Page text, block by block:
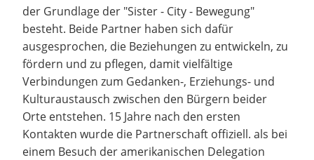
der Grundlage der "Sister - City - Bewegung"
besteht. Beide Partner haben sich dafür
ausgesprochen, die Beziehungen zu entwickeln, zu
fördern und zu pflegen, damit vielfältige
Verbindungen zum Gedanken-, Erziehungs- und
Kulturaustausch zwischen den Bürgern beider
Orte entstehen. 15 Jahre nach den ersten
Kontakten wurde die Partnerschaft offiziell. als bei
einem Besuch der amerikanischen Delegation